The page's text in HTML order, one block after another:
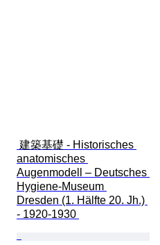
anatomisches
Augenmodell – Deutsches
Hygiene-Museum
Dresden (1. Hälfte 20. Jh.)
- 1920-1930